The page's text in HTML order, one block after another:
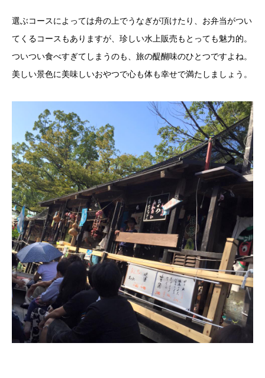
選ぶコースによっては舟の上でうなぎが頂けたり、お弁当がつい
てくるコースもありますが、珍しい水上販売もとっても魅力的。
ついつい食べすぎてしまうのも、旅の醍醐味のひとつですよね。
美しい景色に美味しいおやつで心も体も幸せで満たしましょう。